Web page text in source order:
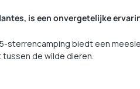
is een onvergetelijke
sterrencamping biedt een
de wilde dieren.